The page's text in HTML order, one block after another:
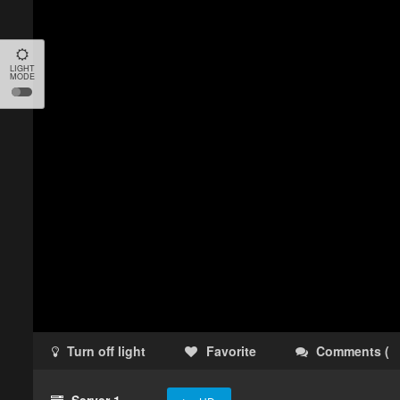
LIGHT
MODE
Turn off light Favorite Comments (